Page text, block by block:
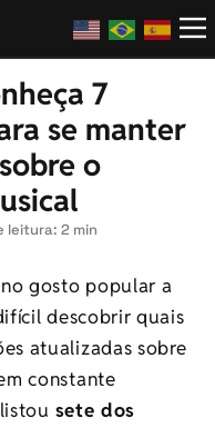
7
se manter
o
leitura: 2 min
gosto popular a
descobrir quais
atualizadas sobre
constante
listou sete dos